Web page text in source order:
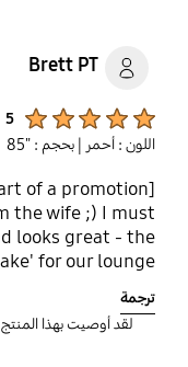
Brett PT
5
اللون : أحمر | بحجم : "85
the wife ;) I must
looks great - the
for our lounge.
ترجمة
لقد أوصيت بهذا المنتج